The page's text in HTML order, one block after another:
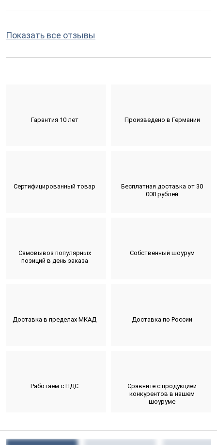
Показать все отзывы
Гарантия 10 лет Произведено в Германии
Сертифицированный товар
Бесплатная доставка от 30
000 рублей
Самовывоз популярных
позиций в день заказа
Собственный шоурум
Доставка в пределах МКАД Доставка по России
Работаем с НДС
Сравните с продукцией
конкурентов в нашем
шоуруме